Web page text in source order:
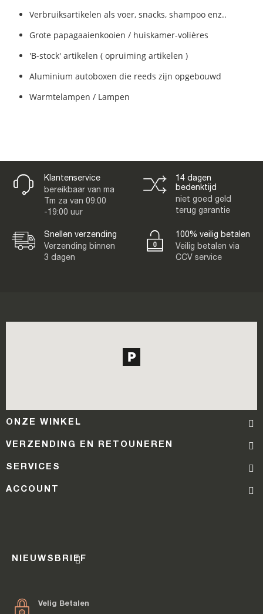
Verbruiksartikelen als voer, snacks, shampoo enz..
Grote papagaaienkooien / huiskamer-volières
'B-stock' artikelen ( opruiming artikelen )
Aluminium autoboxen die reeds zijn opgebouwd
Warmtelampen / Lampen
Klantenservice
bereikbaar van ma
Tm za van 09:00
-19:00 uur
14 dagen
bedenktijd
niet goed geld
terug garantie
Snellen verzending
Verzending binnen
3 dagen
100% veilig betalen
Veilig betalen via
CCV service
ONZE WINKEL
VERZENDING EN RETOUNEREN
SERVICES
ACCOUNT
NIEUWSBRIEF
Velig Betalen